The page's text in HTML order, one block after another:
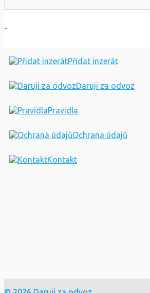
Přidat inzerát
Daruji za odvoz
Pravidla
Ochrana údajů
Kontakt